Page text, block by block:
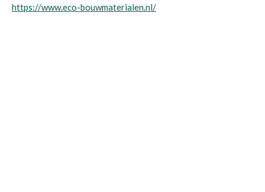
https://www.eco-bouwmaterialen.nl/